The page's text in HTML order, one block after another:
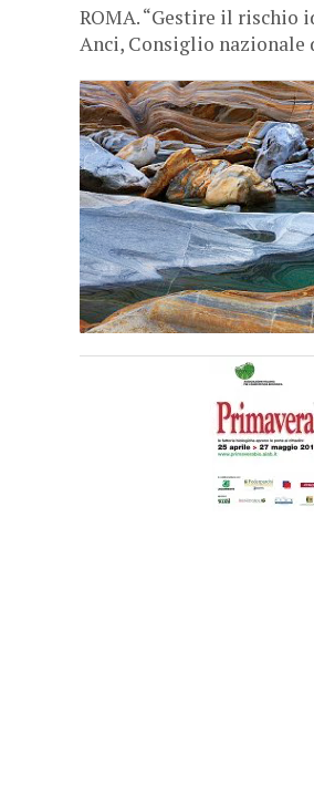
ROMA. “Gestire il rischio
Anci, Consiglio